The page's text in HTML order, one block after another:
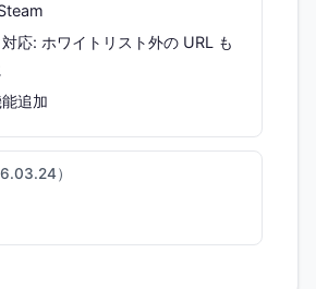
応: ホワイトリスト外の URL も
追加
）